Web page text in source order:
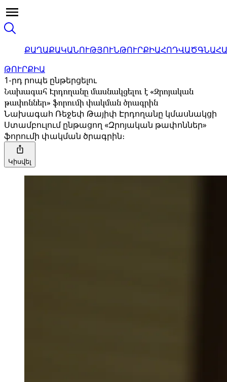
ՔԱՂԱՔԱԿԱՆՈՒԹՅՈՒՆԹՈՒՐՔԻԱՀՈԴՎԱԾ
ԹՈՒՐՔԻԱ
1-րդ րոպե ընթերցելու
Նախագահ Էրդողանը մասնակցելու է «Զրոյական
թափոններ» ֆորումի փակման ծրագրին
Նախագահ Ռեջեփ Թայիփ Էրդողանը կմասնակցի
Ստամբուլում ընթացող «Զրոյական թափոններ»
ֆորումի փակման ծրագրին։
Կիսվել